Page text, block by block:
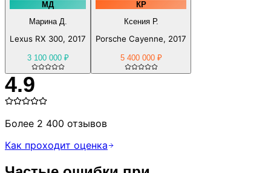
МД
Марина Д.
Lexus RX 300, 2017
3 100 000 ₽
КР
Ксения Р.
Porsche Cayenne, 2017
5 400 000 ₽
4.9
Более 2 400 отзывов
Как проходит оценка